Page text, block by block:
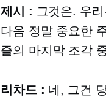
제시 : 그것은. 우
다음 정말 중요한
즐의 마지막 조각
리차드 : 네, 그건